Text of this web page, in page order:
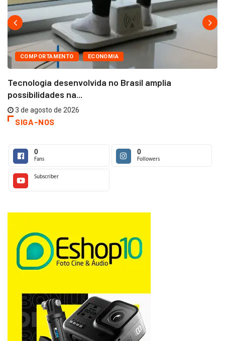
COMPORTAMENTO ECONOMIA
Tecnologia desenvolvida no Brasil amplia
possibilidades na...
3 de agosto de 2026
SIGA-NOS
0
Fans
0
Followers
Subscriber